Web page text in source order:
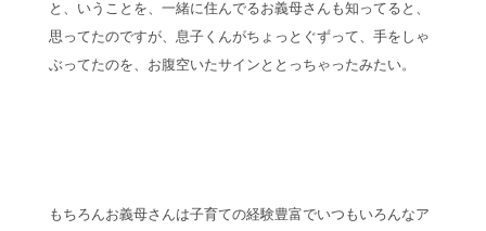
と、いうことを、一緒に住んでるお義母さんも知ってると、
思ってたのですが、息子くんがちょっとぐずって、手をしゃ
ぶってたのを、お腹空いたサインととっちゃったみたい。
もちろんお義母さんは子育ての経験豊富でいつもいろんなア